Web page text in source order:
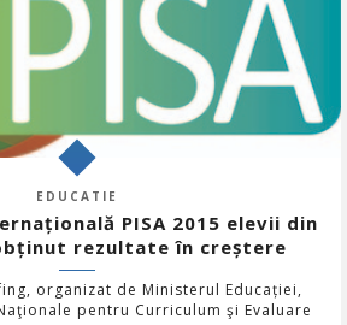
EDUCATIE
PISA 2015 elevii din
rezultate în creștere
organizat de Ministerul Educației,
pentru Curriculum şi Evaluare